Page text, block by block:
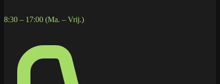
8:30 – 17:00 (Ma. – Vrij.)